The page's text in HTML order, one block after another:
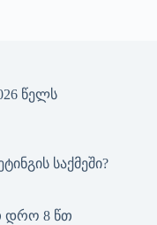
წელს
საქმეში?
დრო 8 წთ